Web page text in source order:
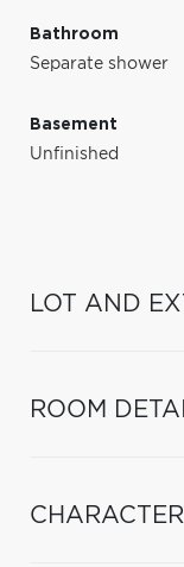
Bathroom
Separate shower
Basement
Unfinished
LOT AND
ROOM